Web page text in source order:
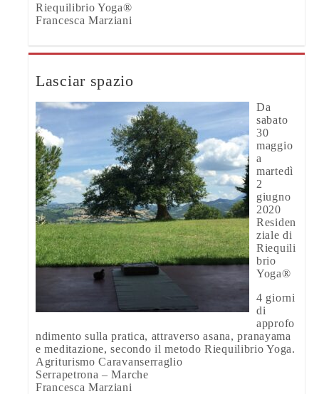
Riequilibrio Yoga®
Francesca Marziani
Lasciar spazio
Da
sabato
30
maggio
a
martedì
2
giugno
2020
Residen
ziale di
Riequili
brio
Yoga®
4 giorni
di
approfo
ndimento sulla pratica, attraverso asana, pranayama
e meditazione, secondo il metodo Riequilibrio Yoga.
Agriturismo Caravanserraglio
Serrapetrona – Marche
Francesca Marziani